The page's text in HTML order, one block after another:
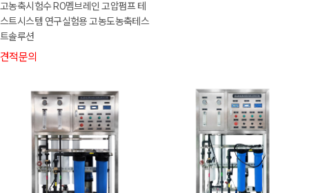
고농축시험수 RO멤브레인 고압펌프 테
스트시스템 연구실험용 고농도농축테스
트솔루션
견적문의